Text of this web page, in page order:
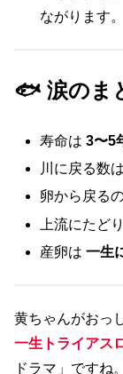
ながります。
🐟 涙のま
寿命は3〜5
川に戻る数
卵から戻る
上流にたど
産卵は一生
黄ちゃんがおっ
一生トライアス
ドラマ」ですね。